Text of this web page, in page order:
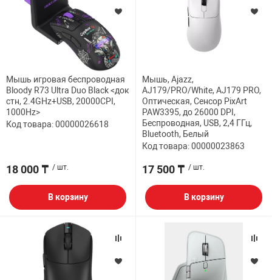
Мышь игровая беспроводная
Bloody R73 Ultra Duo Black <док
стн, 2.4GHz+USB, 20000CPI,
1000Hz>
Код товара: 00000026618
18 000 ₸ / шт.
В корзину
Мышь, Ajazz,
AJ179/PRO/White, AJ179 PRO,
Оптическая, Сенсор PixArt
PAW3395, до 26000 DPI,
Беспроводная, USB, 2,4 ГГц,
Bluetooth, Белый
Код товара: 00000023863
17 500 ₸ / шт.
В корзину